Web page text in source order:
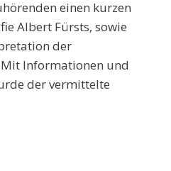
einen kurzen
Albert Fürsts, sowie
der
Informationen und
der vermittelte